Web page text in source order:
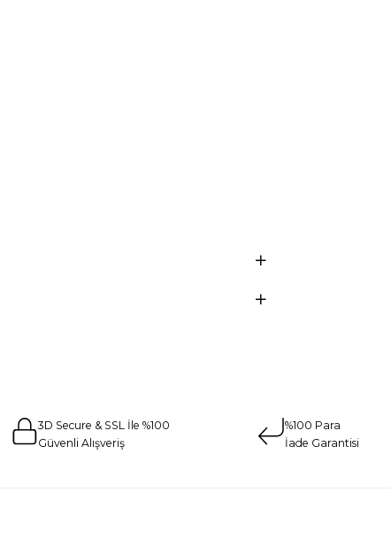
3D Secure & SSL İle %100
Güvenli Alışveriş
%100 Para
İade Garantisi